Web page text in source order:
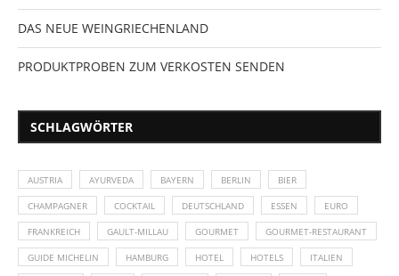
DAS NEUE WEINGRIECHENLAND
PRODUKTPROBEN ZUM VERKOSTEN SENDEN
SCHLAGWÖRTER
AUSTRIA AYURVEDA BAYERN BERLIN BIER
CHAMPAGNER COCKTAIL DEUTSCHLAND ESSEN EURO
FRANKREICH GAULT-MILLAU GOURMET GOURMET-RESTAURANT
GUIDE MICHELIN HAMBURG HOTEL HOTELS ITALIEN